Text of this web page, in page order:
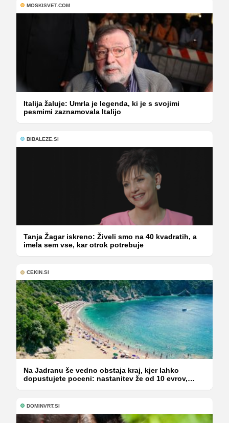
MOSKISVET.COM
Italija žaluje: Umrla je legenda, ki je s svojimi
pesmimi zaznamovala Italijo
BIBALEZE.SI
Tanja Žagar iskreno: Živeli smo na 40 kvadratih, a
imela sem vse, kar otrok potrebuje
CEKIN.SI
Na Jadranu še vedno obstaja kraj, kjer lahko
dopustujete poceni: nastanitev že od 10 evrov,
DOMINVRT.SI